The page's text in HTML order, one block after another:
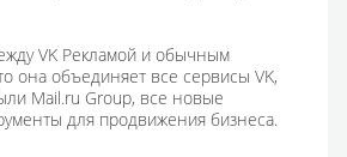
VK Рекламой и обычным
она объединяет все сервисы VK,
Mail.ru Group, все новые
для продвижения бизнеса.